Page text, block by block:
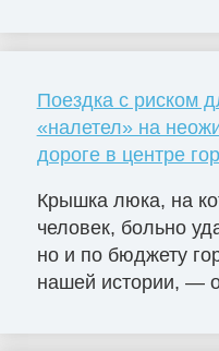
Поездка с риском
«налетел» на
дороге в центре
Крышка люка, на
человек, больно
но и по бюджету
нашей истории, —